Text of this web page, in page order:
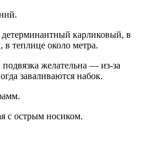
детерминантный карликовый, в
в теплице около метра.
желательна — из-за
заваливаются набок.
с острым носиком.